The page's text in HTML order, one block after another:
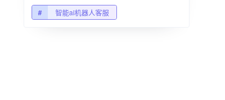
# 智能ai机器人客服